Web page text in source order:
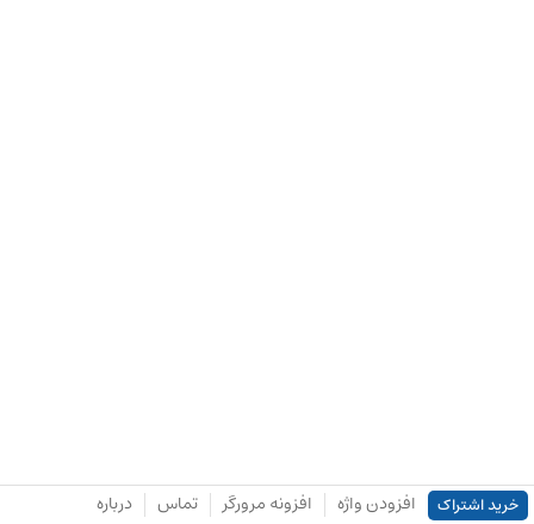
خرید اشتراک افزودن واژه افزونه مرورگر تماس درباره